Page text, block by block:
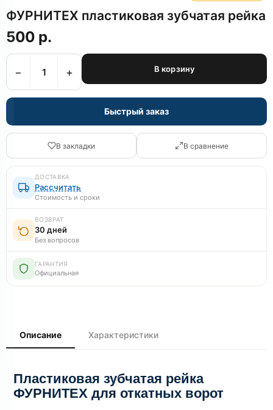
ФУРНИТЕХ пластиковая зубчатая рейка
500 р.
− + В корзину
Быстрый заказ
В закладки В сравнение
ДОСТАВКА
Рассчитать
Стоимость и сроки
ВОЗВРАТ
30 дней
Без вопросов
ГАРАНТИЯ
Официальная
Описание Характеристики
Пластиковая зубчатая рейка
ФУРНИТЕХ для откатных ворот